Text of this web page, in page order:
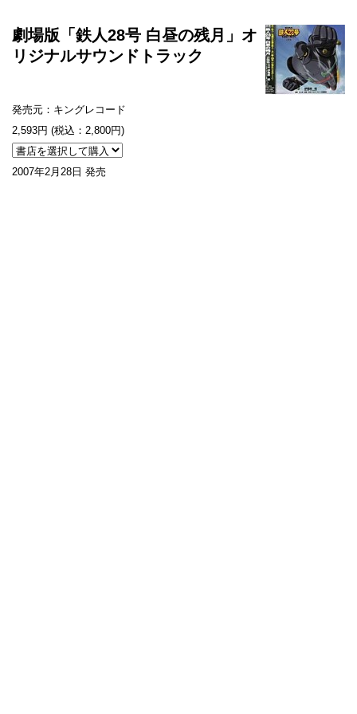
劇場版「鉄人28号 白昼の残月」オ
リジナルサウンドトラック
発売元：キングレコード
2,593円 (税込：2,800円)
2007年2月28日 発売